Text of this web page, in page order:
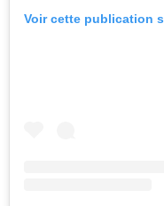
Voir cette publication